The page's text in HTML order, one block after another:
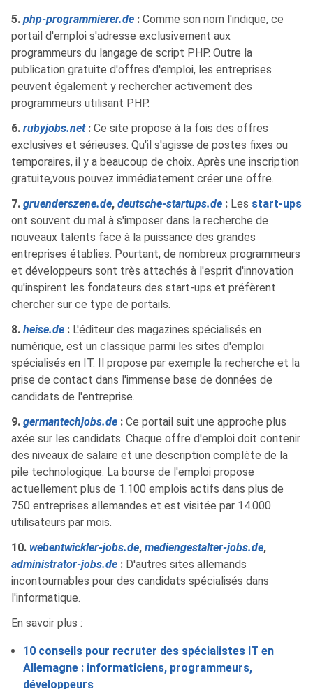
5. php-programmierer.de : Comme son nom l'indique, ce
portail d'emploi s'adresse exclusivement aux
programmeurs du langage de script PHP. Outre la
publication gratuite d'offres d'emploi, les entreprises
peuvent également y rechercher activement des
programmeurs utilisant PHP.
6. rubyjobs.net: Ce site propose à la fois des offres
exclusives et sérieuses. Qu'il s'agisse de postes fixes ou
temporaires, il y a beaucoup de choix. Après une inscription
gratuite,vous pouvez immédiatement créer une offre.
7. gruenderszene.de, deutsche-startups.de : Les start-ups
ont souvent du mal à s'imposer dans la recherche de
nouveaux talents face à la puissance des grandes
entreprises établies. Pourtant, de nombreux programmeurs
et développeurs sont très attachés à l'esprit d'innovation
qu'inspirent les fondateurs des start-ups et préfèrent
chercher sur ce type de portails.
8. heise.de : L'éditeur des magazines spécialisés en
numérique, est un classique parmi les sites d'emploi
spécialisés en IT. Il propose par exemple la recherche et la
prise de contact dans l'immense base de données de
candidats de l'entreprise.
9. germantechjobs.de : Ce portail suit une approche plus
axée sur les candidats. Chaque offre d'emploi doit contenir
des niveaux de salaire et une description complète de la
pile technologique. La bourse de l'emploi propose
actuellement plus de 1.100 emplois actifs dans plus de
750 entreprises allemandes et est visitée par 14.000
utilisateurs par mois.
10. webentwickler-jobs.de, mediengestalter-jobs.de,
administrator-jobs.de : D'autres sites allemands
incontournables pour des candidats spécialisés dans
l'informatique.
En savoir plus :
10 conseils pour recruter des spécialistes IT en
Allemagne : informaticiens, programmeurs,
développeurs